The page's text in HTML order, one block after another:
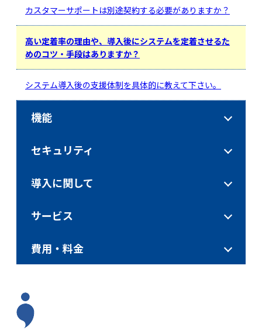
カスタマーサポートは別途契約する必要がありますか？
高い定着率の理由や、導入後にシステムを定着させるた
めのコツ・手段はありますか？
システム導入後の支援体制を具体的に教えて下さい。
機能
セキュリティ
導入に関して
サービス
費用・料金